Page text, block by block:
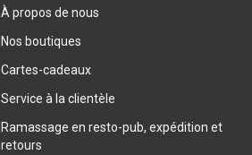
À propos de nous
Nos boutiques
Cartes-cadeaux
Service à la clientèle
Ramassage en resto-pub, expédition et
retours